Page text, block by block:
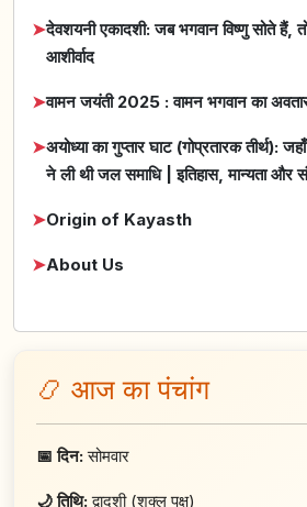
➤देवशयनी एकादशी: जब भगवान विष्णु सोते हैं,
आशीर्वाद
➤वामन जयंती 2025 : वामन भगवान का
➤अयोध्या का गुप्तार घाट (गोप्रतारक तीर्थ): जहाँ
ने ली थी जल समाधि | इतिहास, मान्यता और
➤Origin of Kayasth
➤About Us
📿 आज का पंचांग
📅 दिन:सोमवार
🌙 तिथि:द्वादशी (शुक्ल पक्ष)